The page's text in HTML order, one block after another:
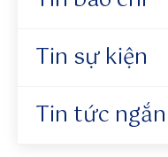
n
w
.o
Tin sự kiện
Tin tức ngắn